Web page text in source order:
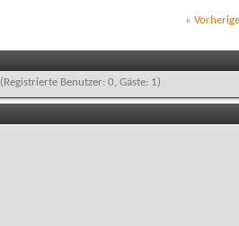
«
(Registrierte Benutzer: 0, Gäste: 1)